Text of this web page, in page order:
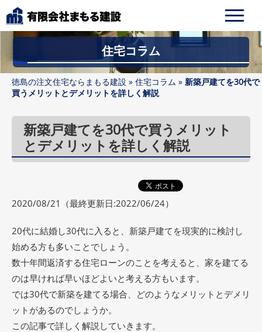
住宅コラム
徳島の注文住宅ならまもる建設 » 住宅コラム » 新築戸建てを30代で
買うメリットとデメリットを詳しく解説
新築戸建てを30代で買うメリット
とデメリットを詳しく解説
2020/08/21 （最終更新日:2022/06/24）
20代に結婚し30代に入ると、新築戸建てを現実的に検討し
始める方も多いことでしょう。
数十年間返済する住宅ローンのことを考えると、家を建てる
のは早ければ早いほどよいと考える方もいます。
では30代で新築を建てる場合、どのようなメリットとデメリ
ットがあるのでしょうか。
この記事で詳しく解説していきます。